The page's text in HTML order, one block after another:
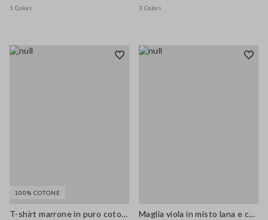
1 Colori
3 Colori
100% COTONE
T-shirt marrone in puro cotone a girocollo regular fit
Maglia viola in misto lana e cashmere con girocollo regular fit